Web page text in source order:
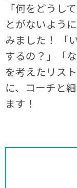
「何をどうし
とがないよう
みました！ 「
するの？」「
を考えたリス
に、コーチと
ます！